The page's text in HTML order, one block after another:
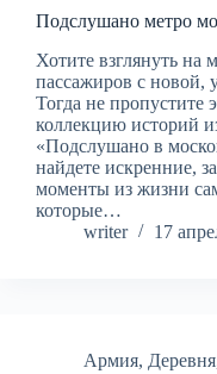
Подслушано метро
Хотите взглянуть на
пассажиров с новой,
Тогда не пропустите
коллекцию историй
«Подслушано в
найдете искренние,
моменты из жизни
которые…
writer
17
Армия, Деревня